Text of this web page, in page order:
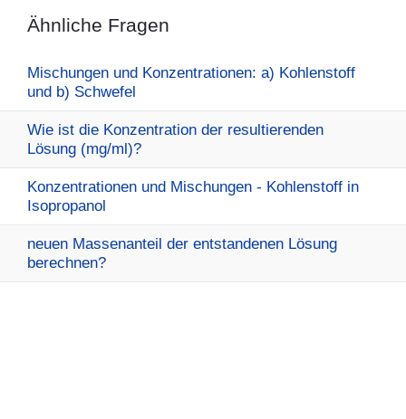
Ähnliche Fragen
Mischungen und Konzentrationen: a) Kohlenstoff
und b) Schwefel
Wie ist die Konzentration der resultierenden
Lösung (mg/ml)?
Konzentrationen und Mischungen - Kohlenstoff in
Isopropanol
neuen Massenanteil der entstandenen Lösung
berechnen?